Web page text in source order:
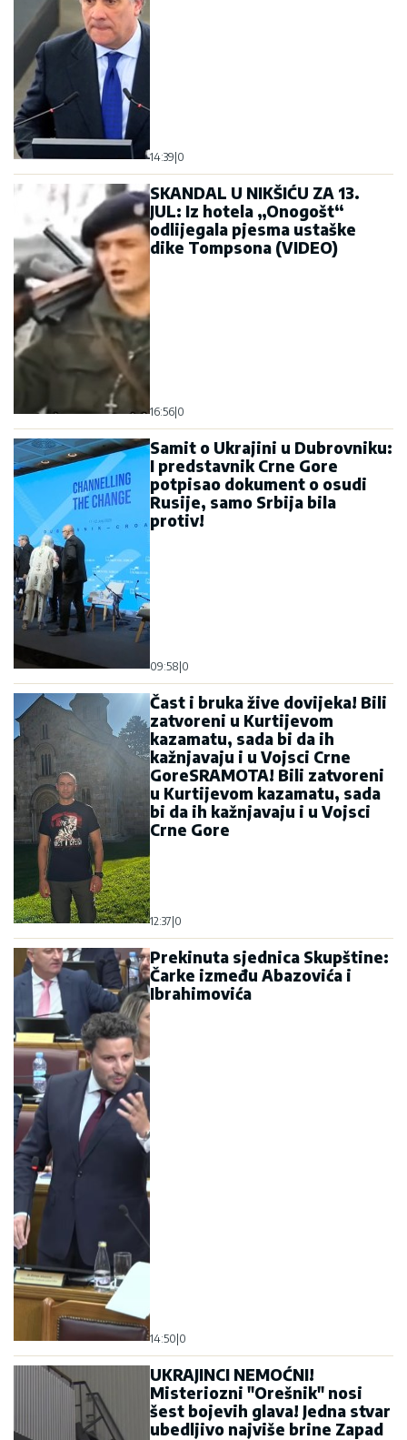
14:39 0
SKANDAL U NIKŠIĆU ZA 13.
JUL: Iz hotela „Onogošt“
odlijegala pjesma ustaške
dike Tompsona (VIDEO)
16:56 0
Samit o Ukrajini u Dubrovniku:
I predstavnik Crne Gore
potpisao dokument o osudi
Rusije, samo Srbija bila
protiv!
09:58 0
Čast i bruka žive dovijeka! Bili
zatvoreni u Kurtijevom
kazamatu, sada bi da ih
kažnjavaju i u Vojsci Crne
GoreSRAMOTA! Bili zatvoreni
u Kurtijevom kazamatu, sada
bi da ih kažnjavaju i u Vojsci
Crne Gore
12:37 0
Prekinuta sjednica Skupštine:
Čarke između Abazovića i
Ibrahimovića
14:50 0
UKRAJINCI NEMOĆNI!
Misteriozni "Orešnik" nosi
šest bojevih glava! Jedna stvar
ubedljivo najviše brine Zapad